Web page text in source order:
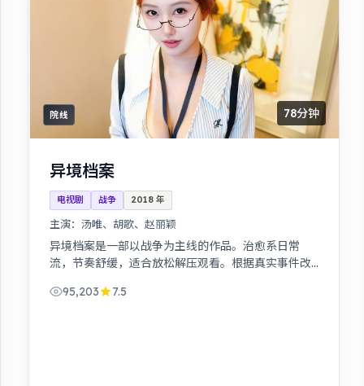
院线 78分钟
异境档案
电视剧 战争 2018 年
主演： 汤唯、胡歌、赵丽颖
异境档案是一部以战争为主线的作品。治愈系日常
流，节奏舒缓，适合放松解压观看。根据真实事件改
95,203
7.5